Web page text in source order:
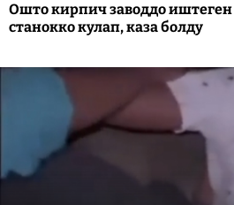
Ошто кирпич заводдо
станокко кулап, каза болду